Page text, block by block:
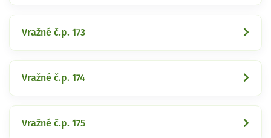
Vražné č.p. 173
Vražné č.p. 174
Vražné č.p. 175